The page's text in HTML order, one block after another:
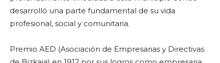
desarrolló una parte fundamental de su vida
profesional, social y comunitaria.
Premio AED (Asociación de Empresarias y Directivas